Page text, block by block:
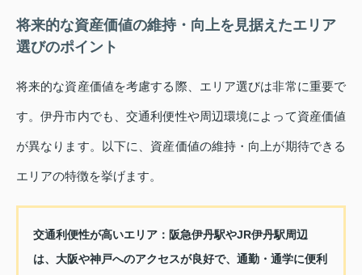
将来的な資産価値の維持・向上を見据えたエリア
選びのポイント
将来的な資産価値を考慮する際、エリア選びは非常に重要で
す。伊丹市内でも、交通利便性や周辺環境によって資産価値
が異なります。以下に、資産価値の維持・向上が期待できる
エリアの特徴を挙げます。
交通利便性が高いエリア： 阪急伊丹駅やJR伊丹駅周辺
は、大阪や神戸へのアクセスが良好で、通勤・通学に便利